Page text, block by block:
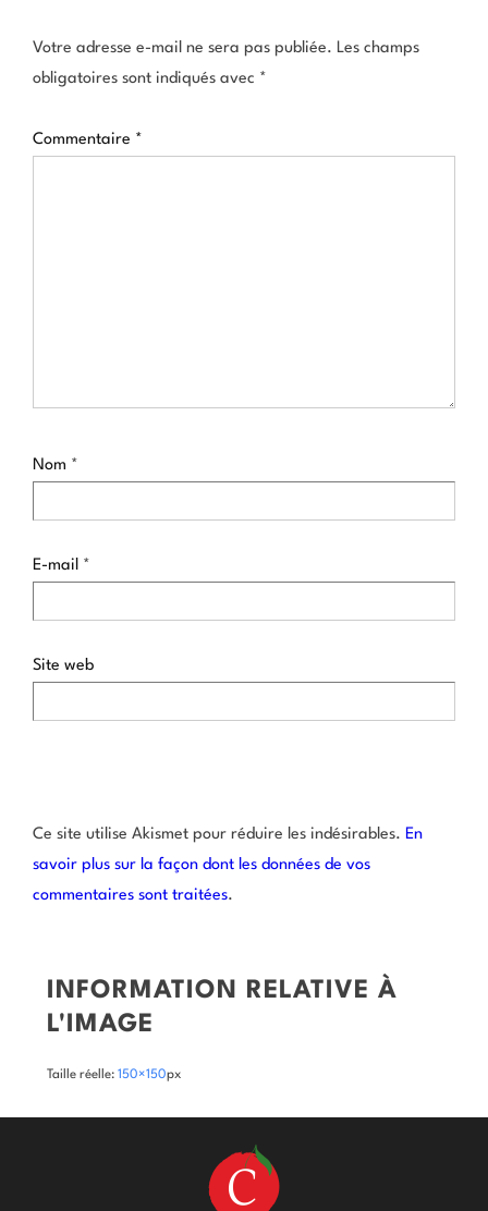
Votre adresse e-mail ne sera pas publiée. Les champs
obligatoires sont indiqués avec *
Commentaire *
Nom *
E-mail *
Site web
Ce site utilise Akismet pour réduire les indésirables. En
savoir plus sur la façon dont les données de vos
commentaires sont traitées.
INFORMATION RELATIVE À
L'IMAGE
Taille réelle: 150×150px